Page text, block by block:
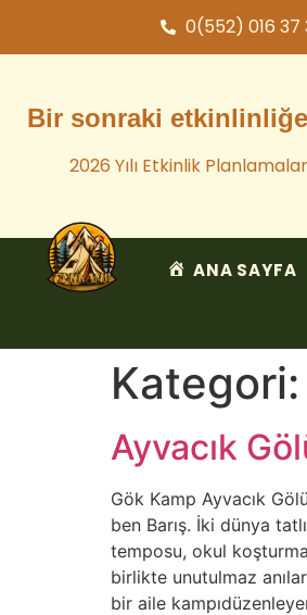
0(552) 016 37
Bir sonraki
2026 Yılı Etkinlik
ANA SAYFA
Kategori:
Ayvacık
Gök Kamp Ayvacık
ben Barış. İki dünya
temposu, okul
birlikte unutulmaz
bir aile